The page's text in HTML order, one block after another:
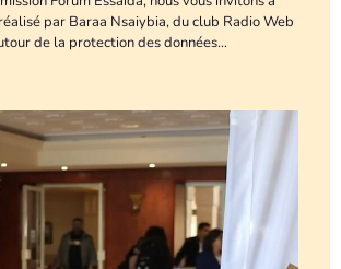
par Baraa Nsaiybia, du club Radio Web
de la protection des données…